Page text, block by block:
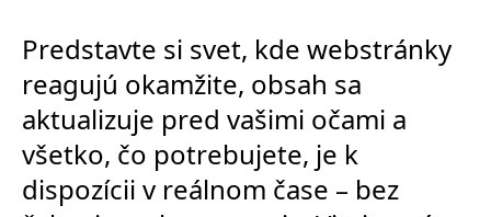
Predstavte si svet, kde webstránky
reagujú okamžite, obsah sa
aktualizuje pred vašimi očami a
všetko, čo potrebujete, je k
dispozícii v reálnom čase – bez